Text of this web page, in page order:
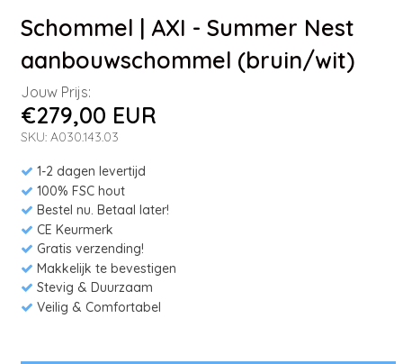
Schommel | AXI - Summer Nest
aanbouwschommel (bruin/wit)
Jouw Prijs:
€279,00 EUR
SKU: A030.143.03
1-2 dagen levertijd
100% FSC hout
Bestel nu. Betaal later!
CE Keurmerk
Gratis verzending!
Makkelijk te bevestigen
Stevig & Duurzaam
Veilig & Comfortabel